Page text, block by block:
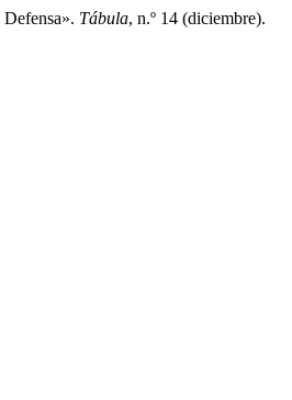
Tábula, n.º 14 (diciembre).